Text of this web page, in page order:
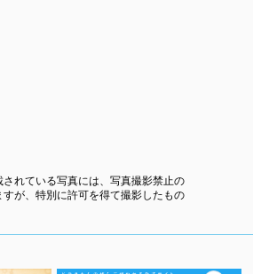
れている写真には、写真撮影禁止の
が、特別に許可を得て撮影したもの